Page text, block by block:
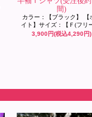
間)
カラー：【ブラック】 【
イト】サイズ：【Ｆ(フリ
3,900円(税込4,290円)